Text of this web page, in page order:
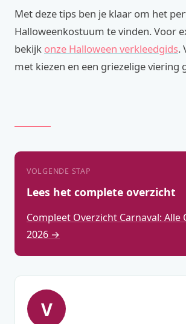
Met deze tips ben je klaar om het
Halloweenkostuum te vinden. Voor
bekijk onze Halloween verkleedgids.
met kiezen en een griezelige viering
VOLGENDE STAP
Lees het complete overzicht
Compleet Overzicht Carnaval: Alle
2026 →
V